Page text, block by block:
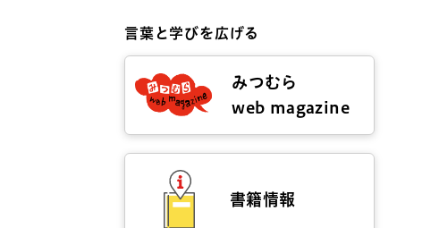
言葉と学びを広げる
みつむら
web magazine
書籍情報